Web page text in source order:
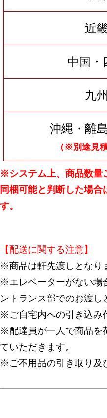
近
中国・
九
沖縄・離
（※別途見
※システム上、商品数量
同梱可能と判断した場
す。
【配送に関する注意】
※商品は軒先渡しとなり
※エレベーターがない場
ントランス部でのお渡し
※ご自宅内への引き込み
※配達員が一人で商品を
ていただきます。
※ご不用品の引き取り及